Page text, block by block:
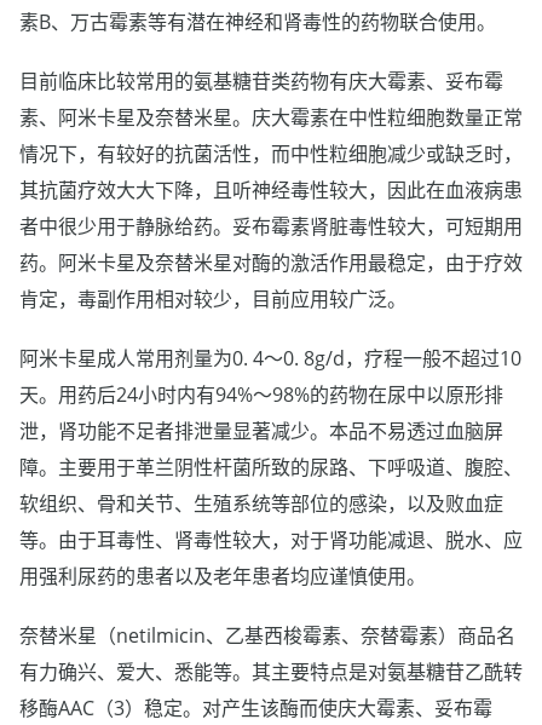
素B、万古霉素等有潜在神经和肾毒性的药物联合使用。
目前临床比较常用的氨基糖苷类药物有庆大霉素、妥布霉
素、阿米卡星及奈替米星。庆大霉素在中性粒细胞数量正常
情况下，有较好的抗菌活性，而中性粒细胞减少或缺乏时，
其抗菌疗效大大下降，且听神经毒性较大，因此在血液病患
者中很少用于静脉给药。妥布霉素肾脏毒性较大，可短期用
药。阿米卡星及奈替米星对酶的激活作用最稳定，由于疗效
肯定，毒副作用相对较少，目前应用较广泛。
阿米卡星成人常用剂量为0. 4～0. 8g/d，疗程一般不超过10
天。用药后24小时内有94%～98%的药物在尿中以原形排
泄，肾功能不足者排泄量显著减少。本品不易透过血脑屏
障。主要用于革兰阴性杆菌所致的尿路、下呼吸道、腹腔、
软组织、骨和关节、生殖系统等部位的感染，以及败血症
等。由于耳毒性、肾毒性较大，对于肾功能减退、脱水、应
用强利尿药的患者以及老年患者均应谨慎使用。
奈替米星（netilmicin、乙基西梭霉素、奈替霉素）商品名
有力确兴、爱大、悉能等。其主要特点是对氨基糖苷乙酰转
移酶AAC（3）稳定。对产生该酶而使庆大霉素、妥布霉